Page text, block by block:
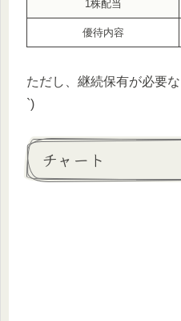
1株配当
優待内容
ただし、継続保有が必要
`)
チャート